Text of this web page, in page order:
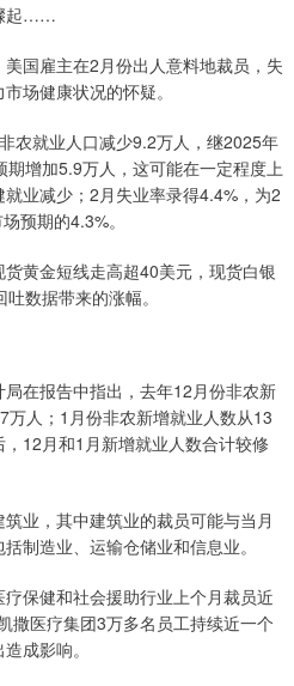
起……
国雇主在2月份出人意料地裁员，失
场健康状况的怀疑。
农就业人口减少9.2万人，继2025年
增加5.9万人，这可能在一定程度上
业减少；2月失业率录得4.4%，为2
预期的4.3%。
黄金短线走高超40美元，现货白银
数据带来的涨幅。
在报告中指出，去年12月份非农新
人；1月份非农新增就业人数从13
12月和1月新增就业人数合计较修
业，其中建筑业的裁员可能与当月
制造业、运输仓储业和信息业。
保健和社会援助行业上个月裁员近
撒医疗集团3万多名员工持续近一个
成影响。